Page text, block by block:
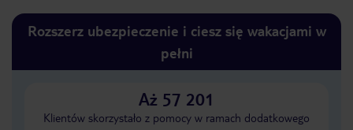
Rozszerz ubezpieczenie i ciesz się wakacjami w
pełni
Aż 57 201
Klientów skorzystało z pomocy w ramach dodatkowego